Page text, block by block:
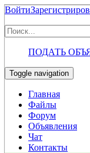
Войти
ПОДАТЬ
Toggle navigation
Главная
Файлы
Форум
Объявления
Чат
Контакты